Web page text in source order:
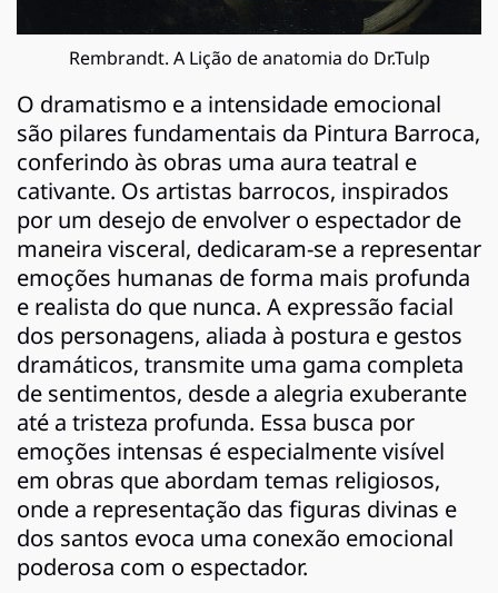
Rembrandt. A Lição de anatomia do Dr.Tulp
O dramatismo e a intensidade emocional
são pilares fundamentais da Pintura Barroca,
conferindo às obras uma aura teatral e
cativante. Os artistas barrocos, inspirados
por um desejo de envolver o espectador de
maneira visceral, dedicaram-se a representar
emoções humanas de forma mais profunda
e realista do que nunca. A expressão facial
dos personagens, aliada à postura e gestos
dramáticos, transmite uma gama completa
de sentimentos, desde a alegria exuberante
até a tristeza profunda. Essa busca por
emoções intensas é especialmente visível
em obras que abordam temas religiosos,
onde a representação das figuras divinas e
dos santos evoca uma conexão emocional
poderosa com o espectador.